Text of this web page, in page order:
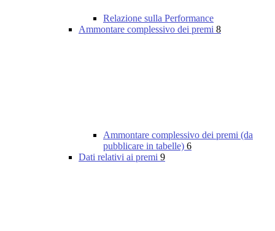
Relazione sulla Performance
Ammontare complessivo dei premi 8
Ammontare complessivo dei premi (da
pubblicare in tabelle) 6
Dati relativi ai premi 9